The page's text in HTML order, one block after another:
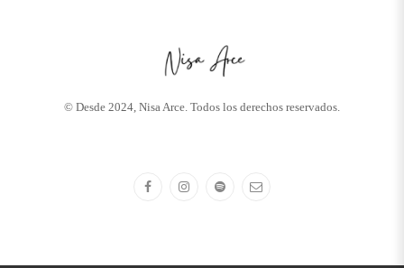
© Desde 2024, Nisa Arce. Todos los derechos reservados.